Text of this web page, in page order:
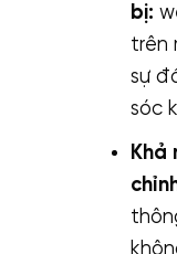
bị:
trên
sự
sóc
Khả